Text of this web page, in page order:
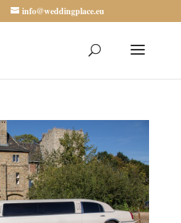
info@weddingplace.eu